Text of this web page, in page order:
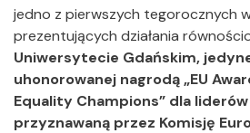
jedno z pierwszych tegorocznych
prezentujących działania
Uniwersytecie Gdańskim,
uhonorowanej nagrodą „EU
Equality Champions” dla
przyznawaną przez Komisję